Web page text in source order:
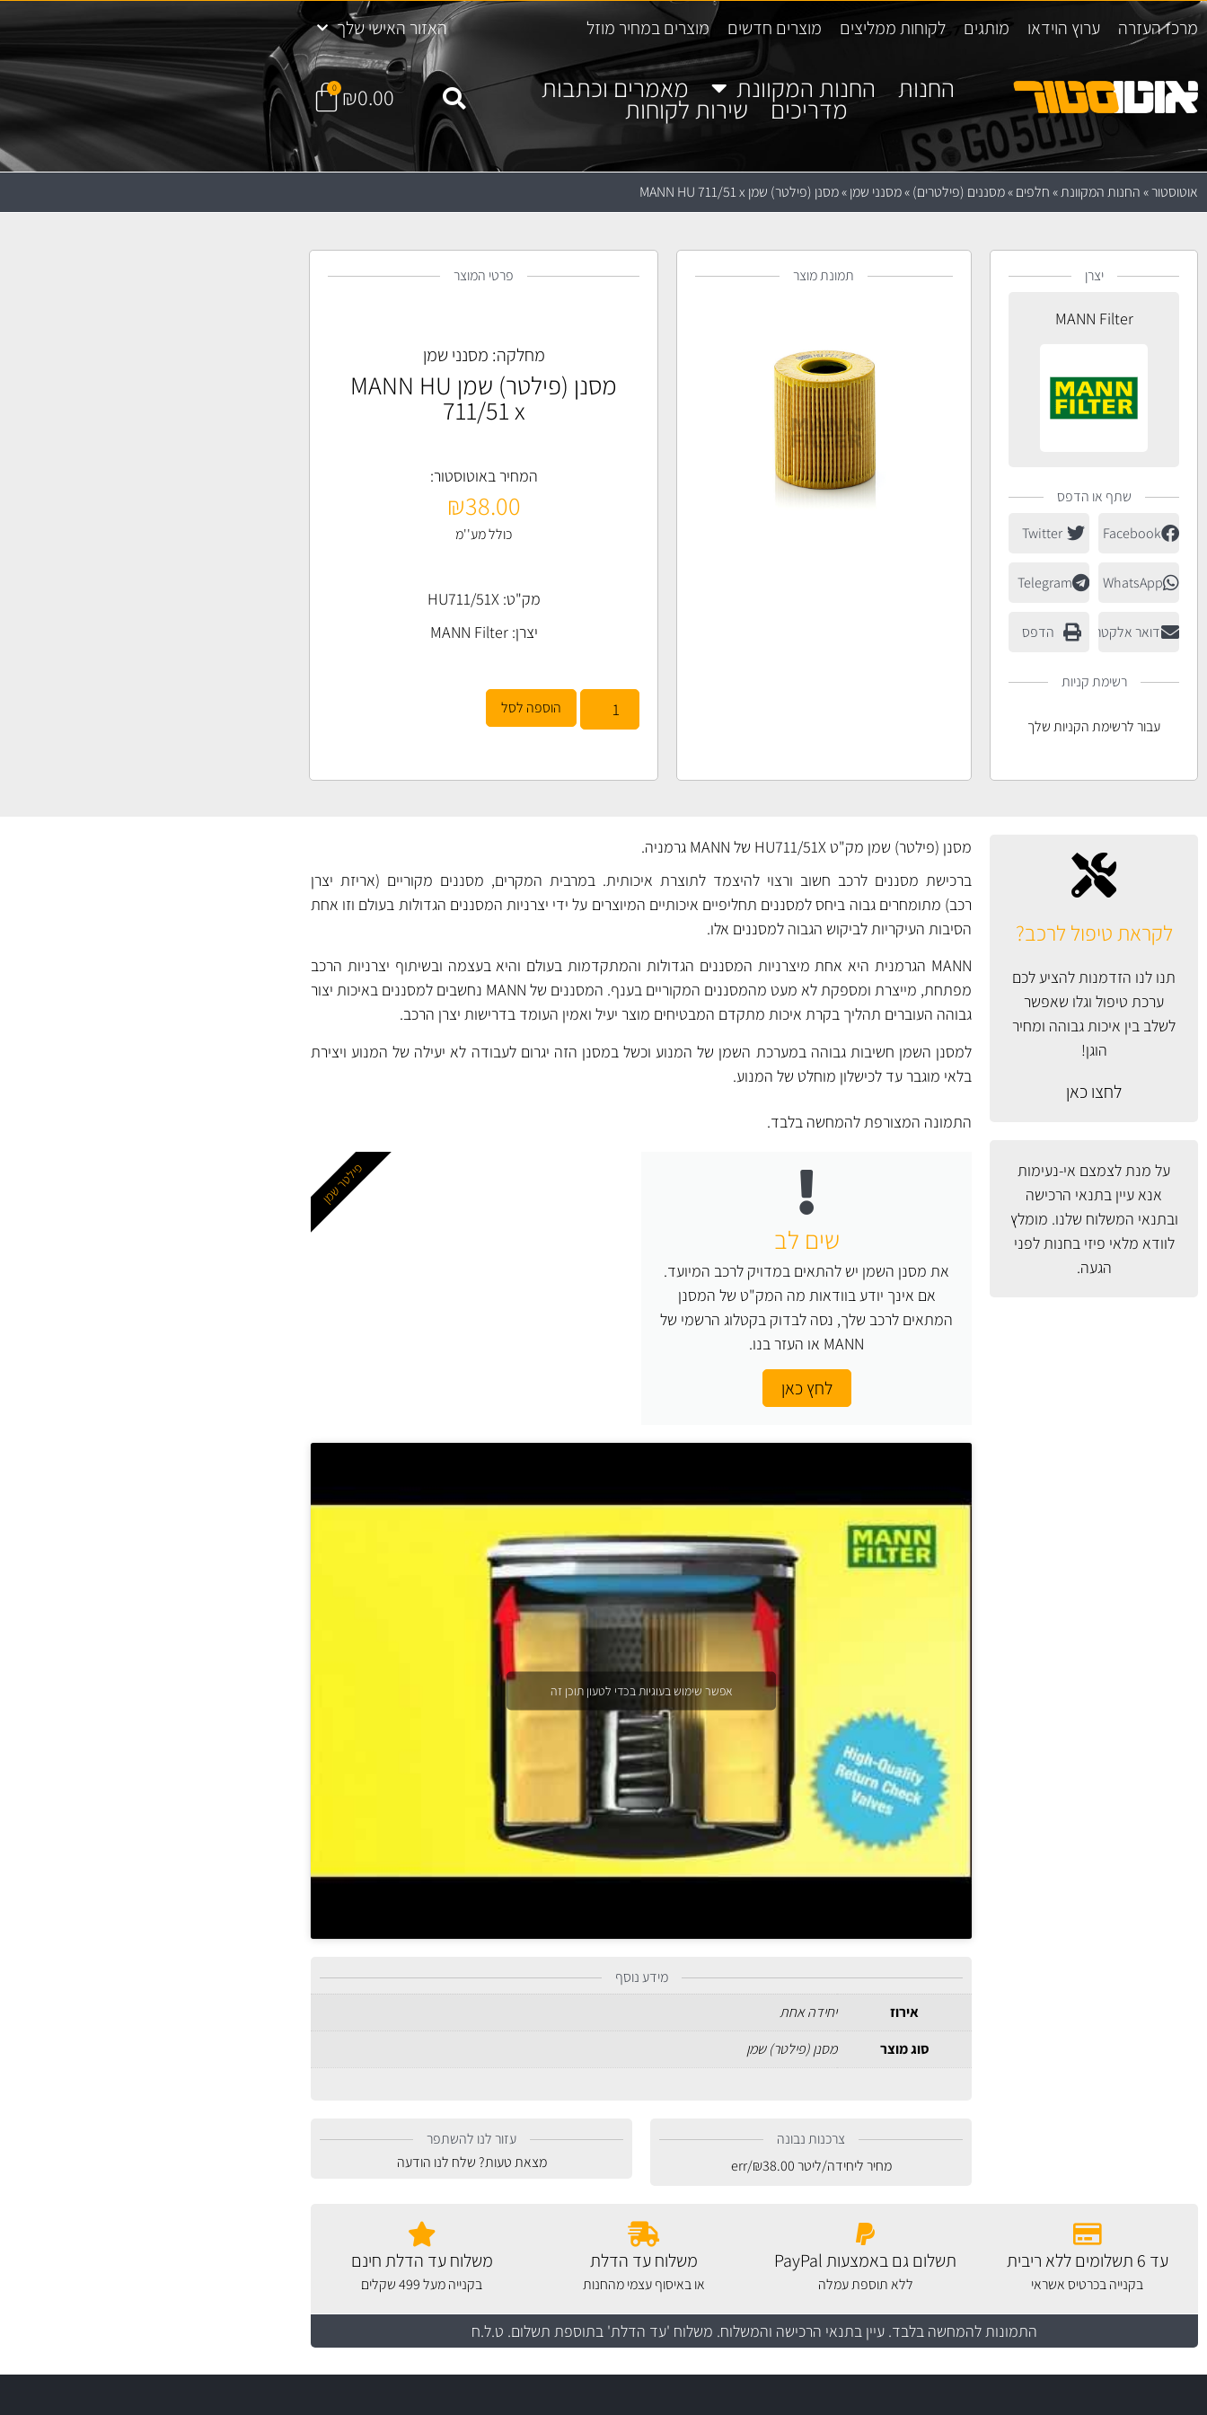
מרכז העזרה ערוץ הוידאו מותגים לקוחות ממליצים מוצרים חדשים מוצרים במחיר מוזל האזור האישי שלך
החנות החנות המקוונת מאמרים וכתבות
מדריכים שירות לקוחות ₪0.00
0
אוטוסטור»החנות המקוונת»חלפים»מסננים (פילטרים)»מסנני שמן»מסנן (פילטר) שמן MANN HU 711/51 x
יצרן
MANN Filter
שתף או הדפס
Facebook
Twitter
WhatsApp
Telegram
דואר אלקטרוני הדפס
רשימת קניות
עבור לרשימת הקניות שלך
תמונת מוצר פרטי המוצר
מחלקה: מסנני שמן
מסנן (פילטר) שמן MANN HU
711/51 x
המחיר באוטוסטור:
₪38.00
כולל מע''מ
מק"ט: HU711/51X
יצרן:MANN Filter
הוספה לסל
לקראת טיפול לרכב?
תנו לנו הזדמנות להציע לכם
ערכת טיפול וגלו שאפשר
לשלב בין איכות גבוהה ומחיר
הוגן!
לחצו כאן
על מנת לצמצם אי-נעימות
אנא עיין בתנאי הרכישה
ובתנאי המשלוח שלנו. מומלץ
לוודא מלאי פיזי בחנות לפני
הגעה.
מסנן (פילטר) שמן מק"ט HU711/51X של MANN גרמניה.
ברכישת מסננים לרכב חשוב ורצוי להיצמד לתוצרת איכותית. במרבית המקרים, מסננים מקוריים (אריזת יצרן
רכב) מתומחרים גבוה ביחס למסננים תחליפיים איכותיים המיוצרים על ידי יצרניות המסננים הגדולות בעולם וזו אחת
הסיבות העיקריות לביקוש הגבוה למסננים אלו.
MANN הגרמנית היא אחת מיצרניות המסננים הגדולות והמתקדמות בעולם והיא בעצמה ובשיתוף יצרניות הרכב
מפתחת, מייצרת ומספקת לא מעט מהמסננים המקוריים בענף. המסננים של MANN נחשבים למסננים באיכות יצור
גבוהה העוברים תהליך בקרת איכות מתקדם המבטיחים מוצר יעיל ואמין העומד בדרישות יצרן הרכב.
למסנן השמן חשיבות גבוהה במערכת השמן של המנוע וכשל במסנן הזה יגרום לעבודה לא יעילה של המנוע ויצירת
בלאי מוגבר עד לכישלון מוחלט של המנוע.
התמונה המצורפת להמחשה בלבד.
שים לב
את מסנן השמן יש להתאים במדויק לרכב המיועד.
אם אינך יודע בוודאות מה המק"ט של המסנן
המתאים לרכב שלך, נסה לבדוק בקטלוג הרשמי של
MANN או העזר בנו.
לחץ כאן
פילטר שמן
אפשר שימוש בעוגיות בכדי לטעון תוכן זה
מידע נוסף
אירוז
יחידה אחת
סוג מוצר
מסנן (פילטר) שמן
צרכנות נבונה
מחיר ליחידה/ליטר
₪38.00
/err
עזור לנו להשתפר
מצאת טעות? שלח לנו הודעה
עד 6 תשלומים ללא ריבית
בקנייה בכרטיס אשראי
תשלום גם באמצעות PayPal
ללא תוספת עמלה
משלוח עד הדלת
או באיסוף עצמי מהחנות
משלוח עד הדלת חינם
בקנייה מעל 499 שקלים
התמונות להמחשה בלבד. עיין בתנאי הרכישה והמשלוח. משלוח 'עד הדלת' בתוספת תשלום. ט.ל.ח